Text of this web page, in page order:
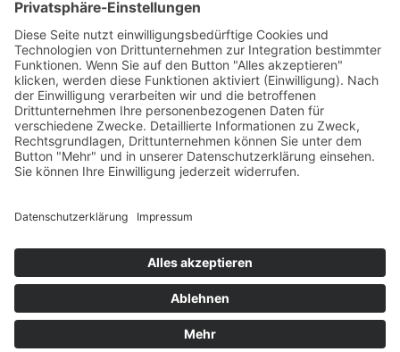
Das Projekt zur Implementierung der Einheitlichen
Ansprechstellen für Arbeitgeber gemäß § 185a SGB IX in
Hessen wird gefördert aus Mitteln des LWV Hessen
Integrationsamtes. Das Projekt wird unter Einbindung
des Hessischen Ministeriums für Arbeit, Integration,
Jugend und Soziales von der Forschungsstelle des
Bildungswerks der Hessischen Wirtschaft e. V.
durchgeführt.
DATENSCHUTZ